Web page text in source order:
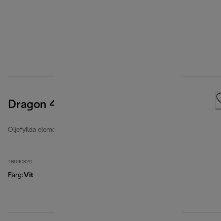
Dragon 4
Oljefyllda element
TRD40820
Färg:Vit